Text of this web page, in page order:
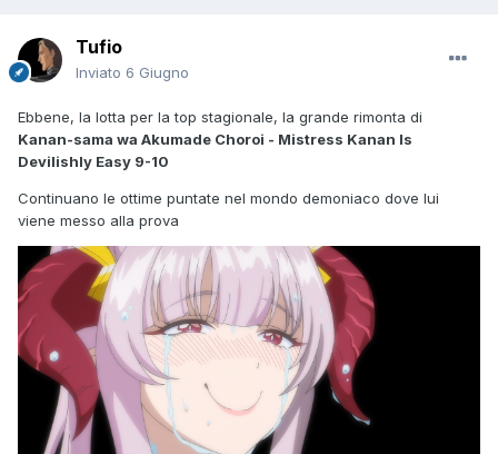
Tufio
Inviato 6 Giugno
Ebbene, la lotta per la top stagionale, la grande rimonta di
Kanan-sama wa Akumade Choroi - Mistress Kanan Is
Devilishly Easy 9-10
Continuano le ottime puntate nel mondo demoniaco dove lui
viene messo alla prova